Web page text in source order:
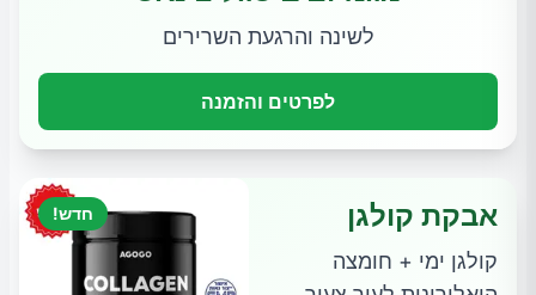
לשינה והרגעת השרירים
לפרטים והזמנה
חדש! אבקת קולגן
קולגן ימי + חומצה